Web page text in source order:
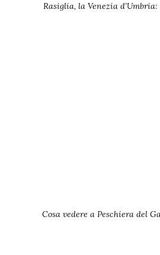
Rasiglia, la Venezia
Cosa vedere a Peschiera del